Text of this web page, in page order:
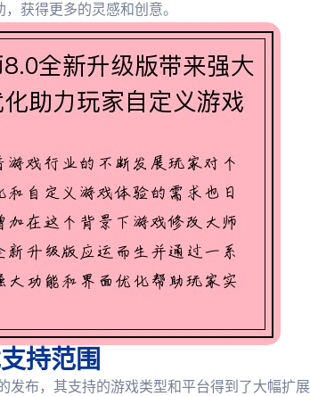
获得更多的灵感和创意。
持范围
发布，其支持的游戏类型和平台得到了大幅扩